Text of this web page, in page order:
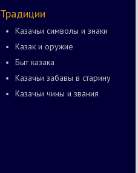
Традиции
Казачьи символы и знаки
Казак и оружие
Быт казака
Казачьи забавы в старину
Казачьи чины и звания